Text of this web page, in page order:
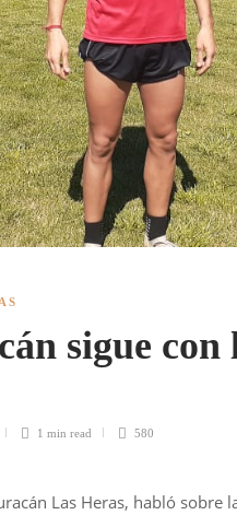
sigue con
1 min read 580
Las Heras, habló sobre